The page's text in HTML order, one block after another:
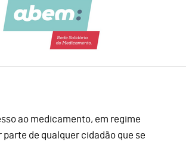
ao medicamento, em regime
de qualquer cidadão que se